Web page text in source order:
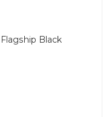
Black